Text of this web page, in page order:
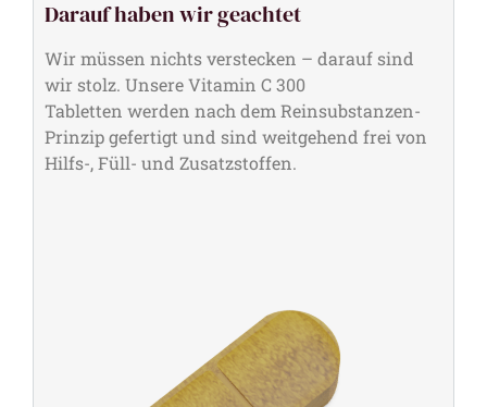
Darauf haben wir geachtet
Wir müssen nichts verstecken – darauf sind
wir stolz. Unsere Vitamin C 300
Tabletten werden nach dem Reinsubstanzen-
Prinzip gefertigt und sind weitgehend frei von
Hilfs-, Füll- und Zusatzstoffen.